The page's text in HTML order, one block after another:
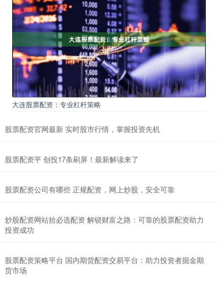
大连股票配资：专业杠杆策略
股票配资官网最新 实时股市行情，掌握投资先机
股票配资平 创投17条刷屏！最新解读来了
股票配资公司有哪些 正规配资，网上炒股，安全可靠
炒股配资网站拾必选配资 解锁财富之路：可靠的股票配资助力
投资成功
股票配资策略平台 国内期货配资交易平台：助力投资者掘金期
货市场